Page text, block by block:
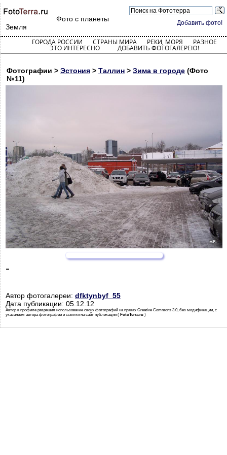
Добавить фото!
Фото с планеты
Земля
ГОРОДА РОССИИ СТРАНЫ МИРА РЕКИ, МОРЯ РАЗНОЕ
ЭТО ИНТЕРЕСНО ДОБАВИТЬ ФОТОГАЛЕРЕЮ!
Фотографии > Эстония > Таллин > Зима в городе (Фото
№11)
-
Автор фотогалереи: dfktynbyf_55
Дата публикации: 05.12.12
Автор в профиле разрешил использование своих фотографий на правах Creative Commons 3.0, без модификации, с
указанием автора фотографии и ссылки на сайт публикации ( FotoTerra.ru )